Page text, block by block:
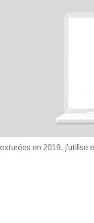
en 2019,